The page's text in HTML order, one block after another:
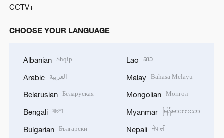
CCTV+
CHOOSE YOUR LANGUAGE
Albanian Shqip
Arabic العربية
Belarusian Беларуская
Bengali বাংলা
Bulgarian Български
Lao ລາວ
Malay Bahasa Melayu
Mongolian Монгол
Myanmar မြန်မာဘာသာ
Nepali नेपाली